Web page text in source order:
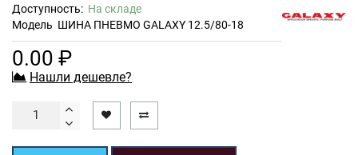
Доступность: На складе
Модель ШИНА ПНЕВМО GALAXY 12.5/80-18
0.00 ₽
Нашли дешевле?